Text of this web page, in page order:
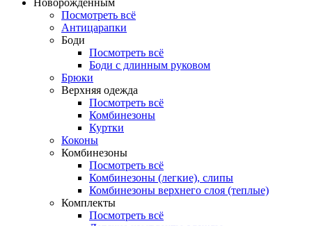
Посмотреть всё
Антицарапки
Боди
Посмотреть всё
Боди с длинным руковом
Брюки
Верхняя одежда
Посмотреть всё
Комбинезоны
Куртки
Коконы
Комбинезоны
Посмотреть всё
Комбинезоны (легкие), слипы
Комбинезоны верхнего слоя (теплые)
Комплекты
Посмотреть всё